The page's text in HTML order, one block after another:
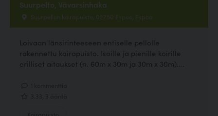
Suurpelto, Vävarsinhaka
Suurpellon koirapuisto, 02750 Espoo, Espoo
Loivaan länsirinteeseen entiselle pellolle
rakennettu koirapuisto. Isoille ja pienille koirille
erilliset aitaukset (n. 60m x 30m ja 30m x 30m)....